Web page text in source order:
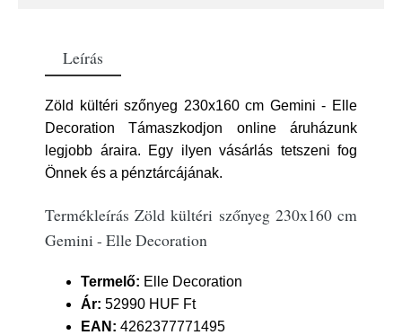
Leírás
Zöld kültéri szőnyeg 230x160 cm Gemini - Elle
Decoration Támaszkodjon online áruházunk
legjobb áraira. Egy ilyen vásárlás tetszeni fog
Önnek és a pénztárcájának.
Termékleírás Zöld kültéri szőnyeg 230x160 cm
Gemini - Elle Decoration
Termelő: Elle Decoration
Ár: 52990 HUF Ft
EAN: 4262377771495